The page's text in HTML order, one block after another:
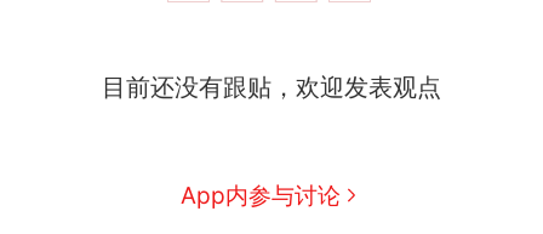
目前还没有跟贴，欢迎发表观点
App内参与讨论
人生
新 制裁瓜子饺子，美国怕什
么？